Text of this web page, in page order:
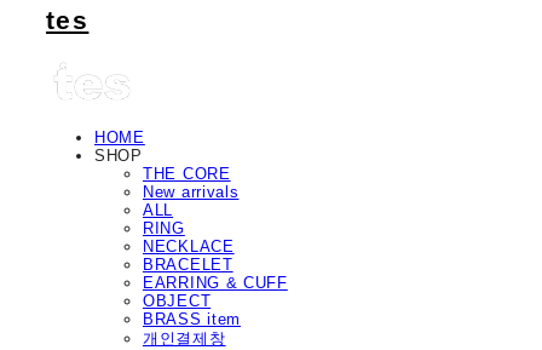
tes
HOME
SHOP
THE CORE
New arrivals
ALL
RING
NECKLACE
BRACELET
EARRING & CUFF
OBJECT
BRASS item
개인결제창